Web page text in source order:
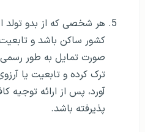
هر شخصی که از بدو تولد
کشور ساکن باشد و
صورت تمایل به طور رسمی
ترک کرده و تابعیت یا
آورد، پس از ارائه توجیه
پذیرفته باشد.